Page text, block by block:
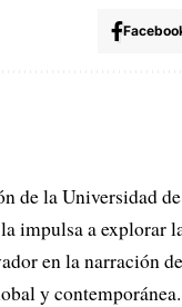
de la Universidad
impulsa a explorar
en la narración
y contemporánea.